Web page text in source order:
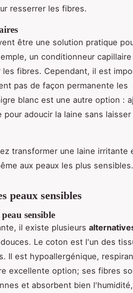
resserrer les fibres.
être une solution pratique
un conditionneur
les fibres. Cependant, il est
pas de façon permanente les
blanc est une autre option :
adoucir la laine sans
transformer une laine irritante
aux peaux les plus sensibles.
peaux sensibles
sensible
il existe plusieurs
Le coton est l'un des
Il est hypoallergénique,
excellente option; ses fibres
et absorbent bien